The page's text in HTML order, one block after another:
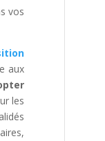
vos
aux
les